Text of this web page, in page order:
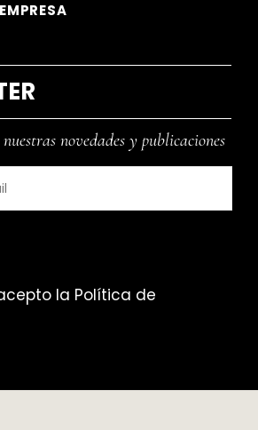
novedades y publicaciones
la Política de